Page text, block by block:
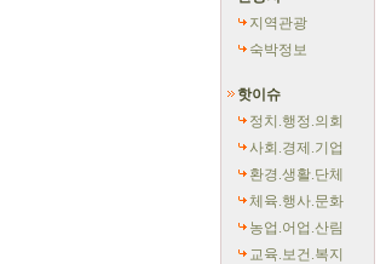
지역관광
숙박정보
핫이슈
정치.행정.의회
사회.경제.기업
환경.생활.단체
체육.행사.문화
농업.어업.산림
교육.보건.복지